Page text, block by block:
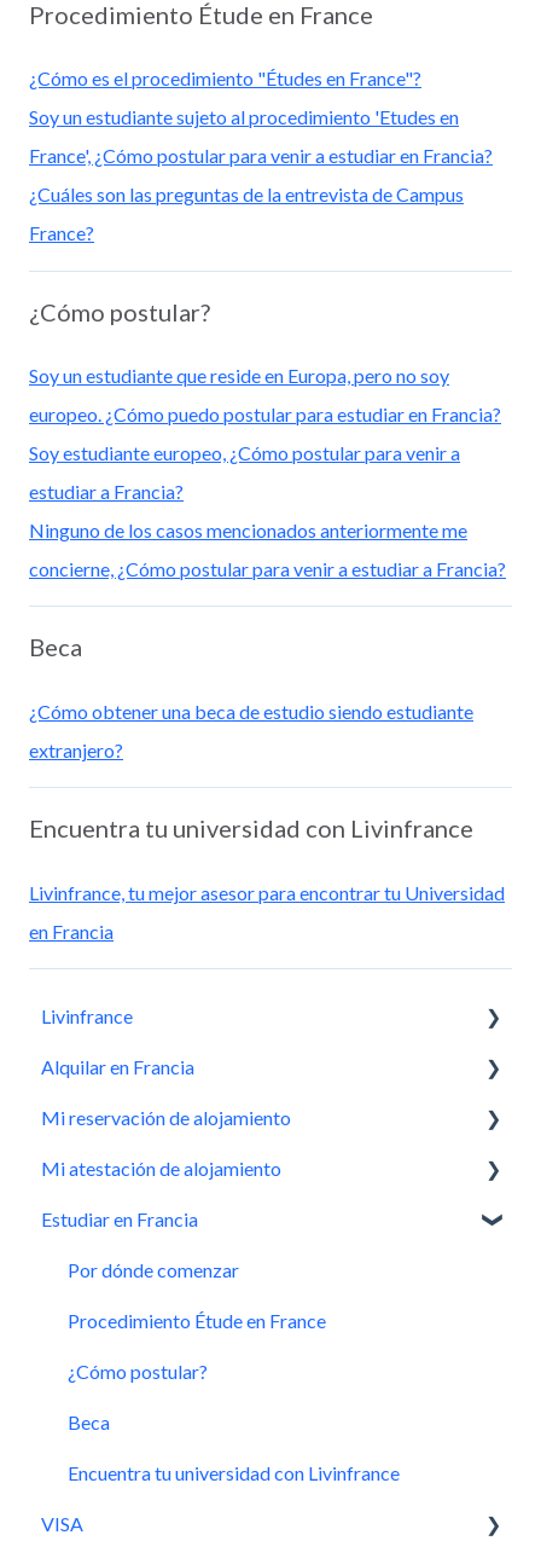
Procedimiento Étude en France
¿Cómo es el procedimiento "Études en France"?
Soy un estudiante sujeto al procedimiento 'Etudes en
France', ¿Cómo postular para venir a estudiar en Francia?
¿Cuáles son las preguntas de la entrevista de Campus
France?
¿Cómo postular?
Soy un estudiante que reside en Europa, pero no soy
europeo. ¿Cómo puedo postular para estudiar en Francia?
Soy estudiante europeo, ¿Cómo postular para venir a
estudiar a Francia?
Ninguno de los casos mencionados anteriormente me
concierne, ¿Cómo postular para venir a estudiar a Francia?
Beca
¿Cómo obtener una beca de estudio siendo estudiante
extranjero?
Encuentra tu universidad con Livinfrance
Livinfrance, tu mejor asesor para encontrar tu Universidad
en Francia
Livinfrance
Conocernos mejor
¿Quiénes somos?
Alquilar en Francia
Livinfrance, la mejor solución
Antes de reservar un alojamiento
La información más relevante
Léxico
Cómo realizar correctamente la inspección de salida
Mi reservación de alojamiento
Hacer una solicitud de reservación
Solicitud aceptada, ¿Cuál es el siguiente paso?
Durante mi estancia
Al final de mi estancia
Mi atestación de alojamiento
¿Cómo funciona?
¿Cómo se utiliza?
Estudiar en Francia
Por dónde comenzar
Procedimiento Étude en France
¿Cómo postular?
Beca
Encuentra tu universidad con Livinfrance
VISA